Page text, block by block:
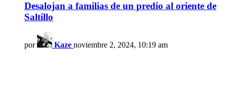
Desalojan a familias de un predio al oriente de
Saltillo
por Kaze noviembre 2, 2024, 10:19 am